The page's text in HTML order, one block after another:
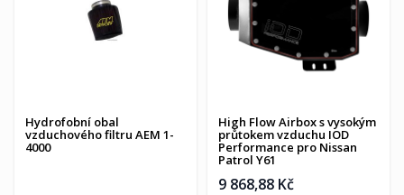
Hydrofobní obal
vzduchového filtru AEM 1-
4000
High Flow Airbox s vysokým
průtokem vzduchu IOD
Performance pro Nissan
Patrol Y61
9 868,88 Kč